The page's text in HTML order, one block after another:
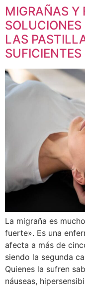
MIGRAÑAS Y
LAS
SUFICIENTES
La migraña es
fuerte». Es una
afecta a más de
siendo la segunda
Quienes la sufren
náuseas,